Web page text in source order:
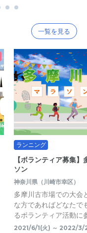
一覧を見る
ランニング
【ボランティア募集
ソン
神奈川県（川崎市幸区）
多摩川古市場での大会
な方であればどなたで
るボランティア活動
2021/6/1(火) ～ 2022/3/